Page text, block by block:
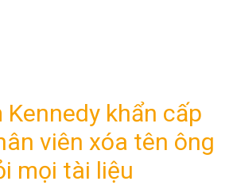
khẩn cấp
viên xóa tên ông
mọi tài liệu